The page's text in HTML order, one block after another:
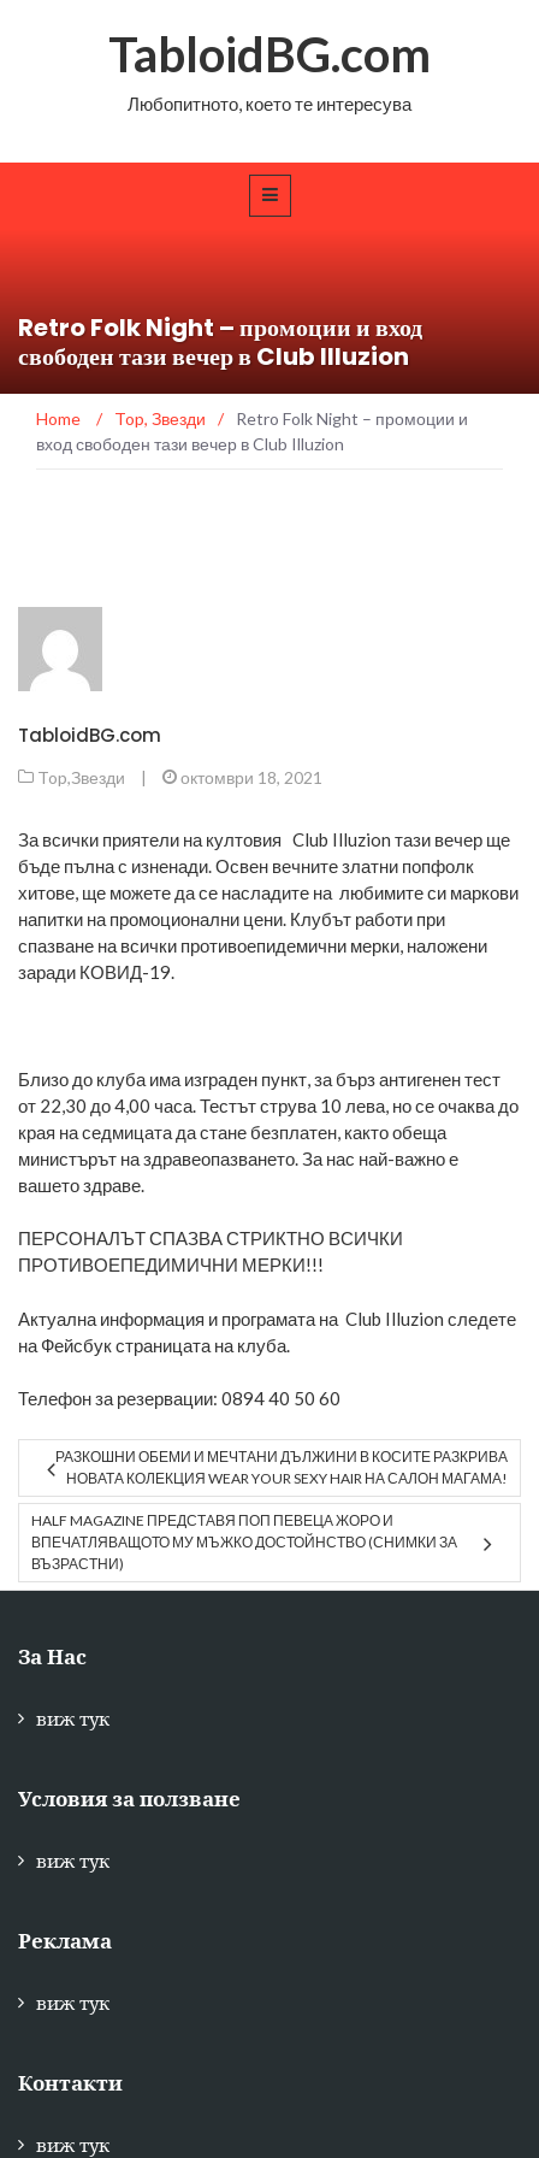
TabloidBG.com
Любопитното, което те интересува
Retro Folk Night – промоции и вход
свободен тази вечер в Club Illuzion
Home / Top, Звезди /
Retro Folk Night – промоции и
вход свободен тази вечер в Club Illuzion
TabloidBG.com
Top,Звезди | октомври 18, 2021
За всички приятели на култовия Club Illuzion тази вечер ще
бъде пълна с изненади. Освен вечните златни попфолк
хитове, ще можете да се насладите на любимите си маркови
напитки на промоционални цени. Клубът работи при
спазване на всички противоепидемични мерки, наложени
заради КОВИД-19.
Близо до клуба има изграден пункт, за бърз антигенен тест
от 22,30 до 4,00 часа. Тестът струва 10 лева, но се очаква до
края на седмицата да стане безплатен, както обеща
министърът на здравеопазването. За нас най-важно е
вашето здраве.
ПЕРСОНАЛЪТ СПАЗВА СТРИКТНО ВСИЧКИ
ПРОТИВОЕПЕДИМИЧНИ МЕРКИ!!!
Актуална информация и програмата на Club Illuzion следете
на Фейсбук страницата на клуба.
Телефон за резервации: 0894 40 50 60
РАЗКОШНИ ОБЕМИ И МЕЧТАНИ ДЪЛЖИНИ В КОСИТЕ РАЗКРИВА
НОВАТА КОЛЕКЦИЯ WEAR YOUR SEXY HAIR НА САЛОН МАГАМА!
HALF MAGAZINE ПРЕДСТАВЯ ПОП ПЕВЕЦА ЖОРО И
ВПЕЧАТЛЯВАЩОТО МУ МЪЖКО ДОСТОЙНСТВО (СНИМКИ ЗА
ВЪЗРАСТНИ)
За Нас
виж тук
Условия за ползване
виж тук
Реклама
виж тук
Контакти
виж тук